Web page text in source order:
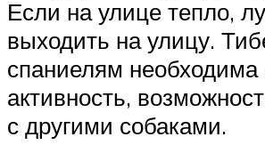
Если на улице тепло,
выходить на улицу.
спаниелям
активность,
с другими собаками.